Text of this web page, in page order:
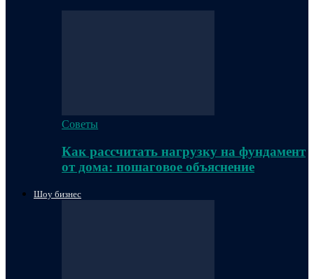
Советы
Как рассчитать нагрузку на фундамент
от дома: пошаговое объяснение
Шоу бизнес